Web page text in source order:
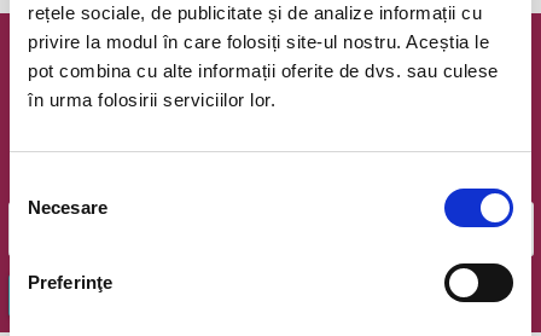
rețele sociale, de publicitate și de analize informații cu
privire la modul în care folosiți site-ul nostru. Aceștia le
pot combina cu alte informații oferite de dvs. sau culese
în urma folosirii serviciilor lor.
consimțământului
Necesare
Preferinţe
Newsletter @ Bilete.ro
OK